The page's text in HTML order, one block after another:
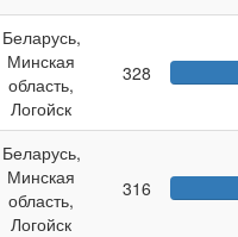
Беларусь,
Минская
область,
Логойск
328
Беларусь,
Минская
область,
Логойск
316